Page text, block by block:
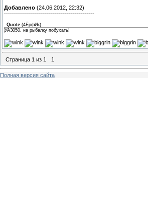
Добавлено (24.06.2012, 22:32)
---------------------------------------------
Quote (4ЁрфИк)
УАЗ050, на рыбалку побухать!
Страница 1 из 1 1
Полная версия сайта